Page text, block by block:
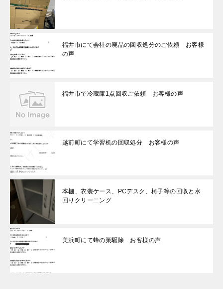
福井市にて会社の廃品の回収処分のご依頼 お客様
の声
福井市で冷蔵庫1点回収ご依頼 お客様の声
越前町にて学習机の回収処分 お客様の声
本棚、衣装ケース、PCデスク、椅子等の回収と水
回りクリーニング
美浜町にて蜂の巣駆除 お客様の声